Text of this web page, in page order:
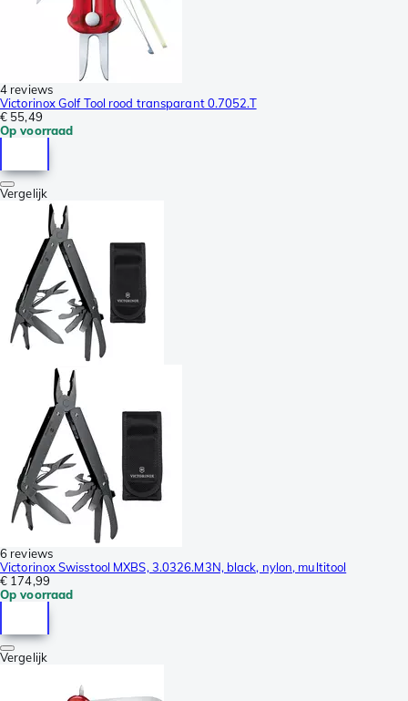
4 reviews
Victorinox Golf Tool rood transparant 0.7052.T
€ 55,49
Op voorraad
Vergelijk
6 reviews
Victorinox Swisstool MXBS, 3.0326.M3N, black, nylon, multitool
€ 174,99
Op voorraad
Vergelijk